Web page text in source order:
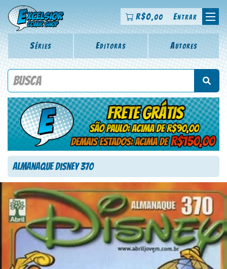
R$0,00 Entrar
Séries Editoras Autores
Procure por título da revista, personagem, série, escritor,
Almanaque Disney 370